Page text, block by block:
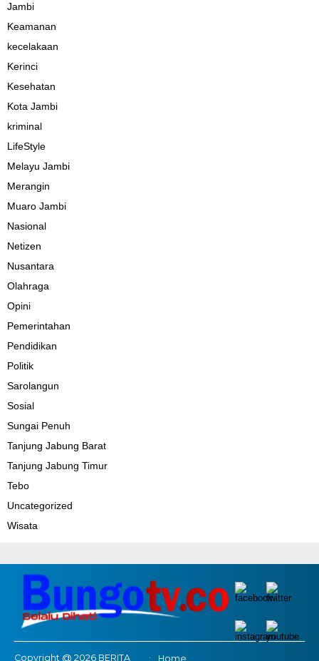
Jambi
Keamanan
kecelakaan
Kerinci
Kesehatan
Kota Jambi
kriminal
LifeStyle
Melayu Jambi
Merangin
Muaro Jambi
Nasional
Netizen
Nusantara
Olahraga
Opini
Pemerintahan
Pendidikan
Politik
Sarolangun
Sosial
Sungai Penuh
Tanjung Jabung Barat
Tanjung Jabung Timur
Tebo
Uncategorized
Wisata
Copyright @ 2026 BERITA